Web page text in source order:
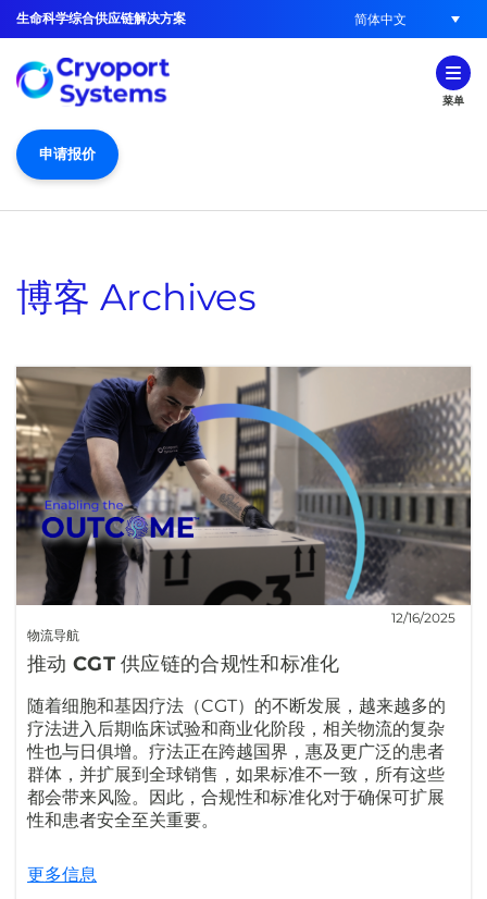
生命科学综合供应链解决方案 简体中文
菜单
申请报价
博客 Archives
物流导航
12/16/2025
推动 CGT 供应链的合规性和标准化
随着细胞和基因疗法（CGT）的不断发展，越来越多的
疗法进入后期临床试验和商业化阶段，相关物流的复杂
性也与日俱增。疗法正在跨越国界，惠及更广泛的患者
群体，并扩展到全球销售，如果标准不一致，所有这些
都会带来风险。因此，合规性和标准化对于确保可扩展
性和患者安全至关重要。
更多信息